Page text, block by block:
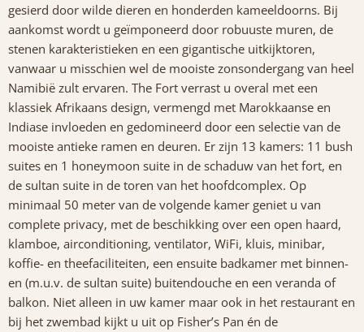
gesierd door wilde dieren en honderden kameeldoorns. Bij
aankomst wordt u geïmponeerd door robuuste muren, de
stenen karakteristieken en een gigantische uitkijktoren,
vanwaar u misschien wel de mooiste zonsondergang van heel
Namibië zult ervaren. The Fort verrast u overal met een
klassiek Afrikaans design, vermengd met Marokkaanse en
Indiase invloeden en gedomineerd door een selectie van de
mooiste antieke ramen en deuren. Er zijn 13 kamers: 11 bush
suites en 1 honeymoon suite in de schaduw van het fort, en
de sultan suite in de toren van het hoofdcomplex. Op
minimaal 50 meter van de volgende kamer geniet u van
complete privacy, met de beschikking over een open haard,
klamboe, airconditioning, ventilator, WiFi, kluis, minibar,
koffie- en theefaciliteiten, een ensuite badkamer met binnen-
en (m.u.v. de sultan suite) buitendouche en een veranda of
balkon. Niet alleen in uw kamer maar ook in het restaurant en
bij het zwembad kijkt u uit op Fisher’s Pan én de